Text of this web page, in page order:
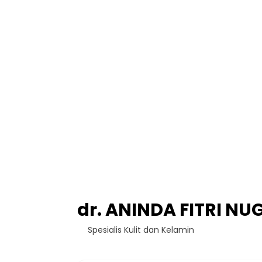
dr. ANINDA FITRI
Spesialis Kulit dan Kelamin